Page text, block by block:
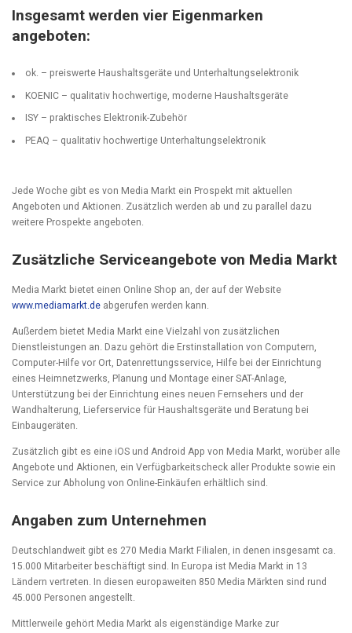
Insgesamt werden vier Eigenmarken
angeboten:
ok. – preiswerte Haushaltsgeräte und Unterhaltungselektronik
KOENIC – qualitativ hochwertige, moderne Haushaltsgeräte
ISY – praktisches Elektronik-Zubehör
PEAQ – qualitativ hochwertige Unterhaltungselektronik
Jede Woche gibt es von Media Markt ein Prospekt mit aktuellen
Angeboten und Aktionen. Zusätzlich werden ab und zu parallel dazu
weitere Prospekte angeboten.
Zusätzliche Serviceangebote von Media Markt
Media Markt bietet einen Online Shop an, der auf der Website
www.mediamarkt.de abgerufen werden kann.
Außerdem bietet Media Markt eine Vielzahl von zusätzlichen
Dienstleistungen an. Dazu gehört die Erstinstallation von Computern,
Computer-Hilfe vor Ort, Datenrettungsservice, Hilfe bei der Einrichtung
eines Heimnetzwerks, Planung und Montage einer SAT-Anlage,
Unterstützung bei der Einrichtung eines neuen Fernsehers und der
Wandhalterung, Lieferservice für Haushaltsgeräte und Beratung bei
Einbaugeräten.
Zusätzlich gibt es eine iOS und Android App von Media Markt, worüber alle
Angebote und Aktionen, ein Verfügbarkeitscheck aller Produkte sowie ein
Service zur Abholung von Online-Einkäufen erhältlich sind.
Angaben zum Unternehmen
Deutschlandweit gibt es 270 Media Markt Filialen, in denen insgesamt ca.
15.000 Mitarbeiter beschäftigt sind. In Europa ist Media Markt in 13
Ländern vertreten. In diesen europaweiten 850 Media Märkten sind rund
45.000 Personen angestellt.
Mittlerweile gehört Media Markt als eigenständige Marke zur